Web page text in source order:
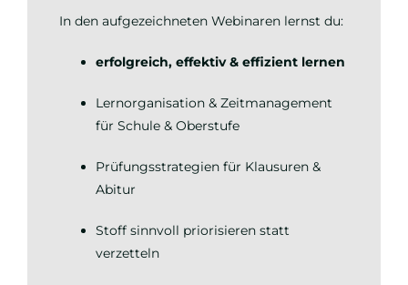
In den aufgezeichneten Webinaren lernst du:
erfolgreich, effektiv & effizient lernen
Lernorganisation & Zeitmanagement
für Schule & Oberstufe
Prüfungsstrategien für Klausuren &
Abitur
Stoff sinnvoll priorisieren statt
verzetteln